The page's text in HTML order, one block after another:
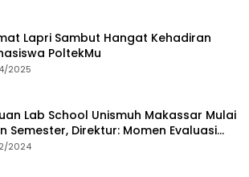
Lapri Sambut Hangat Kehadiran
PoltekMu
2025
Lab School Unismuh Makassar Mulai
Semester, Direktur: Momen Evaluasi
Pembelajaran
2024